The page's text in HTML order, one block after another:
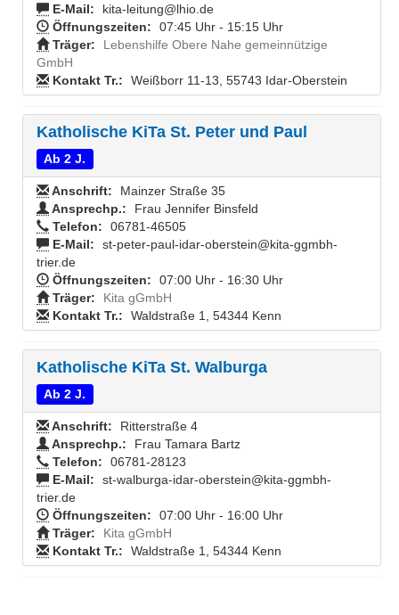
E-Mail:
kita-leitung@lhio.de
Öffnungszeiten:
07:45 Uhr - 15:15 Uhr
Träger:
Lebenshilfe Obere Nahe gemeinnützige
GmbH
Kontakt Tr.:
Weißborr 11-13, 55743 Idar-Oberstein
Katholische KiTa St. Peter und Paul
Ab 2 J.
Anschrift:
Mainzer Straße 35
Ansprechp.:
Frau Jennifer Binsfeld
Telefon:
06781-46505
E-Mail:
st-peter-paul-idar-oberstein@kita-ggmbh-
trier.de
Öffnungszeiten:
07:00 Uhr - 16:30 Uhr
Träger:
Kita gGmbH
Kontakt Tr.:
Waldstraße 1, 54344 Kenn
Katholische KiTa St. Walburga
Ab 2 J.
Anschrift:
Ritterstraße 4
Ansprechp.:
Frau Tamara Bartz
Telefon:
06781-28123
E-Mail:
st-walburga-idar-oberstein@kita-ggmbh-
trier.de
Öffnungszeiten:
07:00 Uhr - 16:00 Uhr
Träger:
Kita gGmbH
Kontakt Tr.:
Waldstraße 1, 54344 Kenn